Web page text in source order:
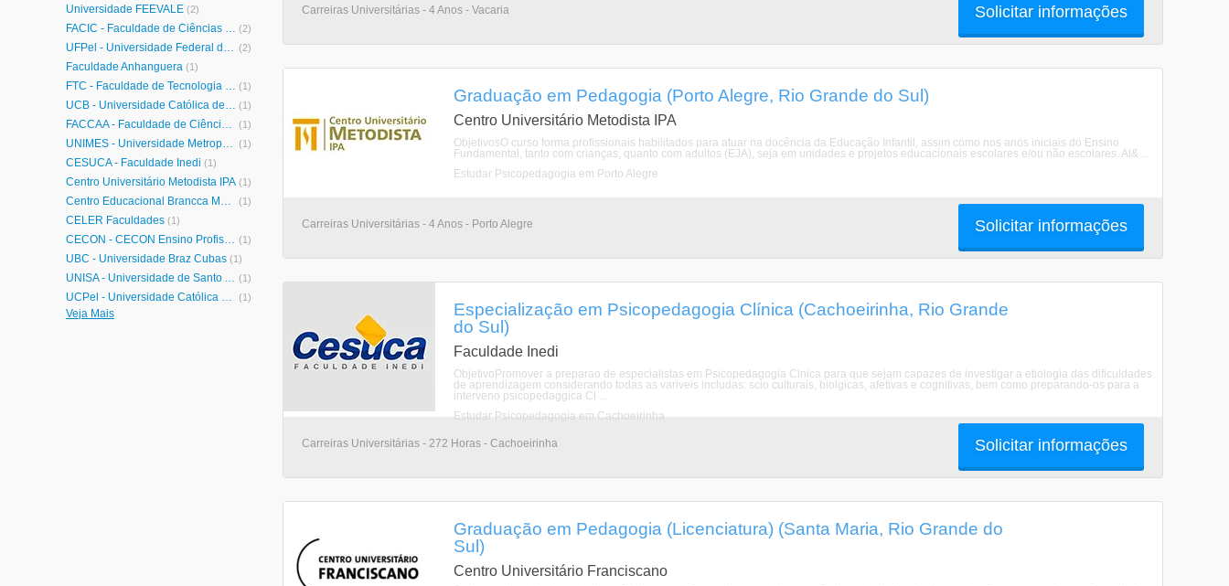
Universidade FEEVALE (2)
FACIC - Faculdade de Ciências Humanas de Cruzeiro (2)
UFPel - Universidade Federal de Pelotas (2)
Faculdade Anhanguera (1)
FTC - Faculdade de Tecnologia e Ciências (1)
UCB - Universidade Católica de Brasília (1)
FACCAA - Faculdade de Ciências Contábeis e Administrativas de Avaré (1)
UNIMES - Universidade Metropolitana de Santos (1)
CESUCA - Faculdade Inedi (1)
Centro Universitário Metodista IPA (1)
Centro Educacional Brancca Maria (1)
CELER Faculdades (1)
CECON - CECON Ensino Profissional (1)
UBC - Universidade Braz Cubas (1)
UNISA - Universidade de Santo Amaro (1)
UCPel - Universidade Católica de Pelotas (1)
Veja Mais
Carreiras Universitárias - 4 Anos - Vacaria Solicitar informações
Graduação em Pedagogia (Porto Alegre, Rio Grande do Sul)
Centro Universitário Metodista IPA
ObjetivosO curso forma profissionais habilitados para atuar na docência da Educação Infantil, assim como nos anos iniciais do Ensino
Fundamental, tanto com crianças, quanto com adultos (EJA), seja em unidades e projetos educacionais escolares e/ou não escolares. Al& ...
Estudar Psicopedagogia em Porto Alegre
Carreiras Universitárias - 4 Anos - Porto Alegre Solicitar informações
Especialização em Psicopedagogia Clínica (Cachoeirinha, Rio Grande
do Sul)
Faculdade Inedi
ObjetivoPromover a preparao de especialistas em Psicopedagogia Clnica para que sejam capazes de investigar a etiologia das dificuldades
de aprendizagem considerando todas as variveis includas: scio culturais, biolgicas, afetivas e cognitivas, bem como preparando-os para a
interveno psicopedaggica Cl ...
Estudar Psicopedagogia em Cachoeirinha
Carreiras Universitárias - 272 Horas - Cachoeirinha Solicitar informações
Graduação em Pedagogia (Licenciatura) (Santa Maria, Rio Grande do
Sul)
Centro Universitário Franciscano